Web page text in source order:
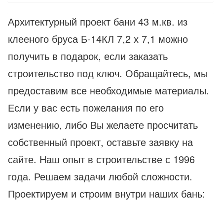
Архитектурный проект бани 43 м.кв. из
клееного бруса Б-14КЛ 7,2 х 7,1 можно
получить в подарок, если заказать
строительство под ключ. Обращайтесь, мы
предоставим все необходимые материалы.
Если у вас есть пожелания по его
изменению, либо Вы желаете просчитать
собственный проект, оставьте заявку на
сайте. Наш опыт в строительстве с 1996
года. Решаем задачи любой сложности.
Проектируем и строим внутри наших бань: